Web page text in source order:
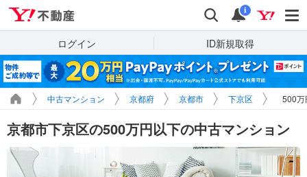
検索 通知
i
ログイン ID新規取得
中古マンション 京都府 京都市 下京区 500万
京都市下京区の500万円以下の中古マンション